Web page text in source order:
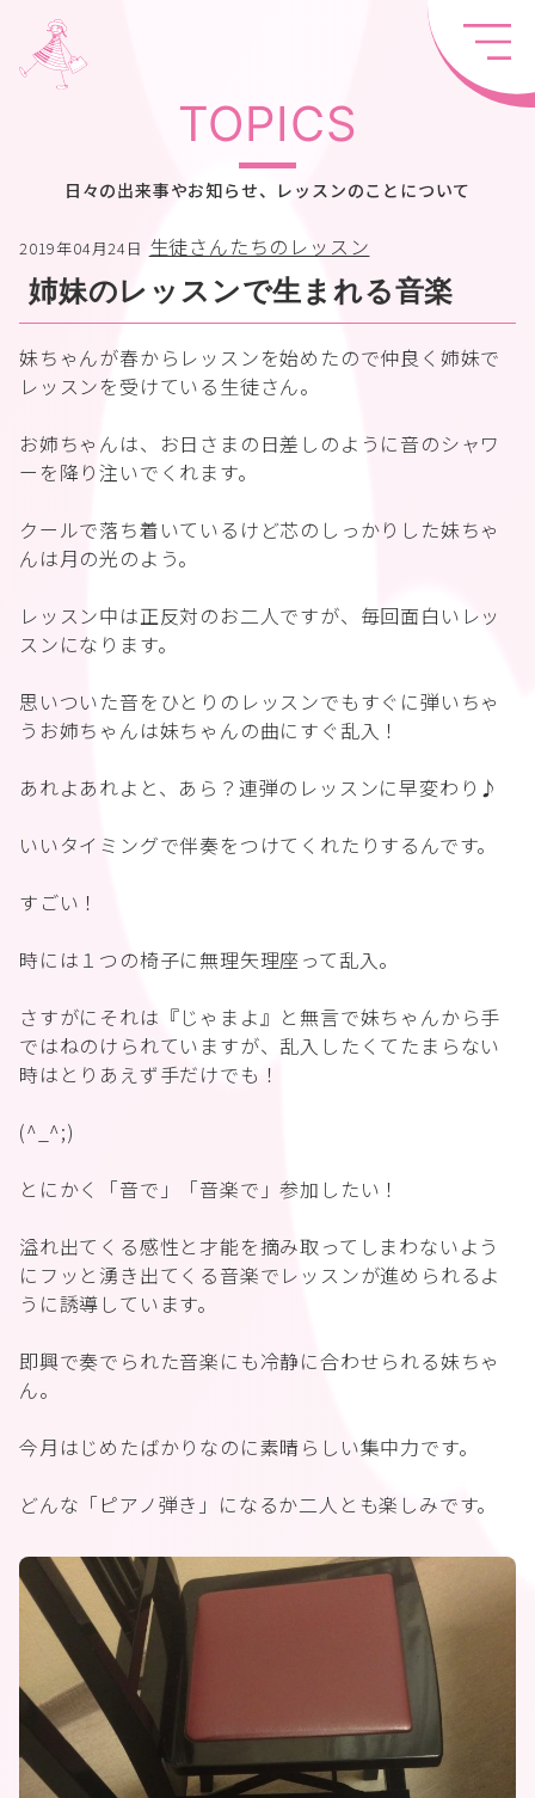
TOPICS
日々の出来事やお知らせ、レッスンのことについて
2019年04月24日 生徒さんたちのレッスン
姉妹のレッスンで生まれる音楽
妹ちゃんが春からレッスンを始めたので仲良く姉妹で
レッスンを受けている生徒さん。
お姉ちゃんは、お日さまの日差しのように音のシャワ
ーを降り注いでくれます。
クールで落ち着いているけど芯のしっかりした妹ちゃ
んは月の光のよう。
レッスン中は正反対のお二人ですが、毎回面白いレッ
スンになります。
思いついた音をひとりのレッスンでもすぐに弾いちゃ
うお姉ちゃんは妹ちゃんの曲にすぐ乱入！
あれよあれよと、あら？連弾のレッスンに早変わり♪
いいタイミングで伴奏をつけてくれたりするんです。
すごい！
時には１つの椅子に無理矢理座って乱入。
さすがにそれは『じゃまよ』と無言で妹ちゃんから手
ではねのけられていますが、乱入したくてたまらない
時はとりあえず手だけでも！
(^_^;)
とにかく「音で」「音楽で」参加したい！
溢れ出てくる感性と才能を摘み取ってしまわないよう
にフッと湧き出てくる音楽でレッスンが進められるよ
うに誘導しています。
即興で奏でられた音楽にも冷静に合わせられる妹ちゃ
ん。
今月はじめたばかりなのに素晴らしい集中力です。
どんな「ピアノ弾き」になるか二人とも楽しみです。